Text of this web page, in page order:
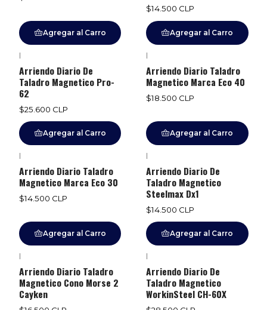
Agregar al Carro
$14.500 CLP
Agregar al Carro
|
Arriendo Diario De
Taladro Magnetico Pro-
62
$25.600 CLP
Agregar al Carro
|
Arriendo Diario Taladro
Magnetico Marca Eco 40
$18.500 CLP
Agregar al Carro
|
Arriendo Diario Taladro
Magnetico Marca Eco 30
$14.500 CLP
Agregar al Carro
|
Arriendo Diario De
Taladro Magnetico
Steelmax Dx1
$14.500 CLP
Agregar al Carro
|
Arriendo Diario Taladro
Magnetico Cono Morse 2
Cayken
|
Arriendo Diario De
Taladro Magnetico
WorkinSteel CH-60X